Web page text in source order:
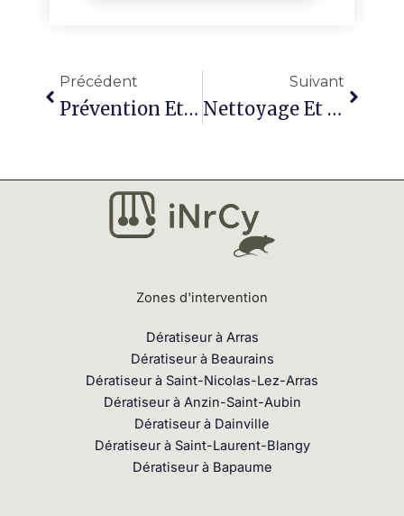
Précédent
Prévention Et Entretien À Dainville : La Clé D’un Environnement Sain Et Protégé
Suivant
Nettoyage Et Assainissement À Saint-Laurent-Blangy : Retrouvez Un Environnement Propre Et Sain
Zones d'intervention
Dératiseur à Arras
Dératiseur à Beaurains
Dératiseur à Saint-Nicolas-Lez-Arras
Dératiseur à Anzin-Saint-Aubin
Dératiseur à Dainville
Dératiseur à Saint-Laurent-Blangy
Dératiseur à Bapaume